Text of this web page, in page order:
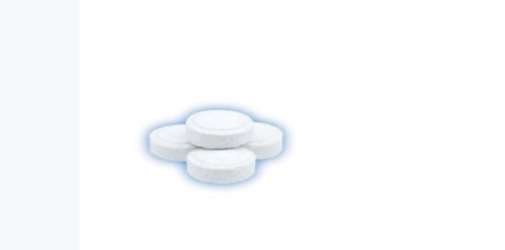
has
multiple
variants.